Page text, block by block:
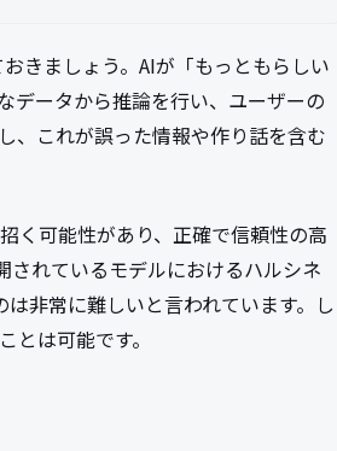
きましょう。AIが「もっともらしい
データから推論を行い、ユーザーの
、これが誤った情報や作り話を含む
く可能性があり、正確で信頼性の高
されているモデルにおけるハルシネ
非常に難しいと言われています。し
は可能です。